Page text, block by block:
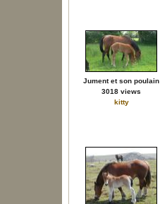
Jument et son poulain
3018 views
kitty